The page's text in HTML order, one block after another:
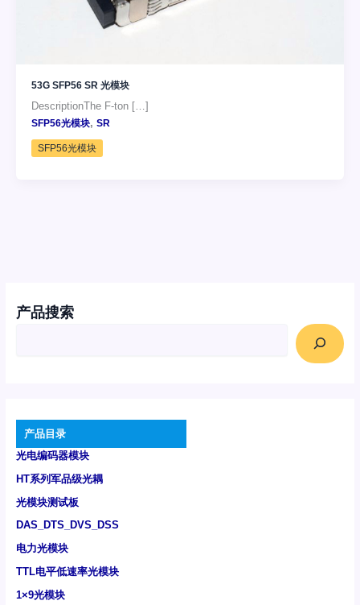
产品搜索
产品目录
光电编码器模块
HT系列军品级光耦
光模块测试板
DAS_DTS_DVS_DSS
电力光模块
TTL电平低速率光模块
1×9光模块
53G SFP56 SR 光模块
DescriptionThe F-ton […]
SFP56光模块, SR
SFP56光模块